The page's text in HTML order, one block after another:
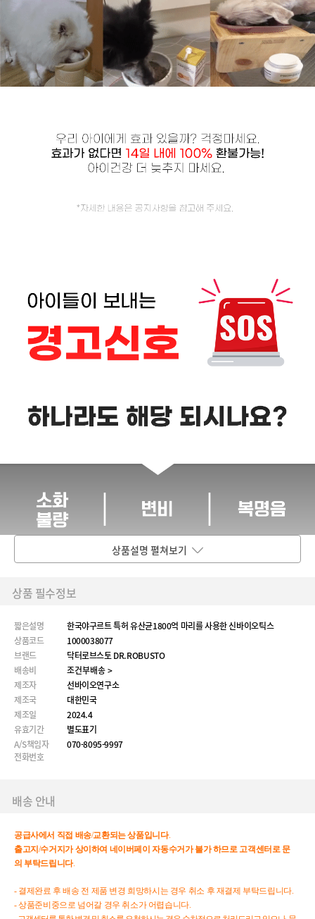
상품설명 펼쳐보기
상품 필수정보
짧은설명
한국야구르트 특허 유산균1800억 마리를 사용한 신바이오틱스
상품코드
1000038077
브랜드
닥터로브스토 DR.ROBUSTO
배송비
조건부배송 >
제조자
선바이오연구소
제조국
대한민국
제조일
2024.4
유효기간
별도표기
A/S책임자
전화번호
070-8095-9997
배송 안내
공급사에서 직접 배송/교환되는상품입니다.
출고지 /수거지가 상이하여 네이버페이 자동수거가 불가하므로고객센터로문
의 부탁드립니다.
- 결제완료 후 배송 전 제품 변경 희망하시는 경우 취소 후 재결제 부탁드립니다.
- 상품준비중으로 넘어갈 경우 취소가 어렵습니다.